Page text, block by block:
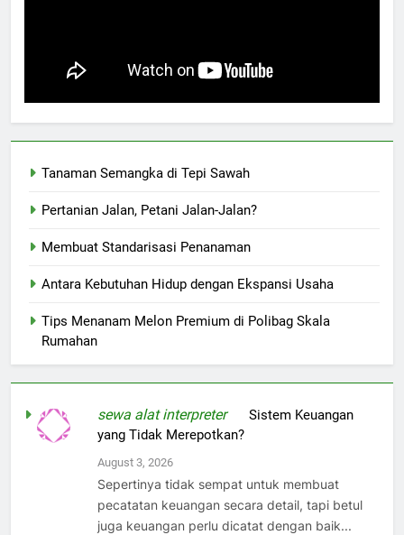
Tanaman Semangka di Tepi Sawah
Pertanian Jalan, Petani Jalan-Jalan?
Membuat Standarisasi Penanaman
Antara Kebutuhan Hidup dengan Ekspansi Usaha
Tips Menanam Melon Premium di Polibag Skala
Rumahan
sewa alat interpreteronSistem Keuangan
yang Tidak Merepotkan?
August 3, 2026
Sepertinya tidak sempat untuk membuat
pecatatan keuangan secara detail, tapi betul
juga keuangan perlu dicatat dengan baik...